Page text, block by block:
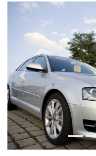
Previous